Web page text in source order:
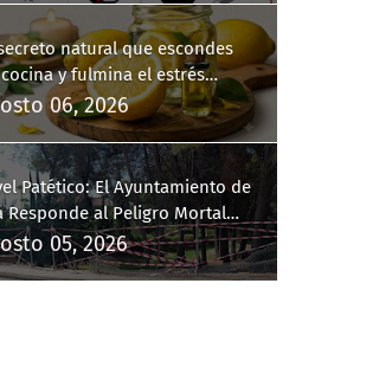
natural que escondes
y fulmina el estrés
06, 2026
Patético: El Ayuntamiento de
Responde al Peligro Mortal
05, 2026